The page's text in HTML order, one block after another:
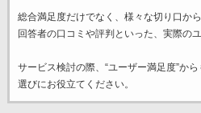
総合満足度だけでなく、様々な切り口から
回答者の口コミや評判といった、実際の
サービス検討の際、“ユーザー満足度”か
選びにお役立てください。